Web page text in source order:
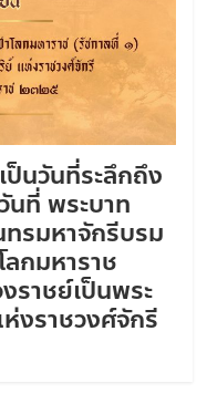
นวันที่ระลึกถึง
นที่ พระบาท
รมหาจักรีบรม
กมหาราช
ราชย์เป็นพระ
งราชวงศ์จักรี